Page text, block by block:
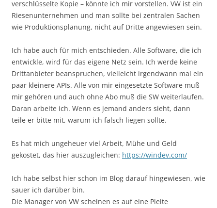
verschlüsselte Kopie – könnte ich mir vorstellen. VW ist ein
Riesenunternehmen und man sollte bei zentralen Sachen
wie Produktionsplanung, nicht auf Dritte angewiesen sein.
Ich habe auch für mich entschieden. Alle Software, die ich
entwickle, wird für das eigene Netz sein. Ich werde keine
Drittanbieter beanspruchen, vielleicht irgendwann mal ein
paar kleinere APIs. Alle von mir eingesetzte Software muß
mir gehören und auch ohne Abo muß die SW weiterlaufen.
Daran arbeite ich. Wenn es jemand anders sieht, dann
teile er bitte mit, warum ich falsch liegen sollte.
Es hat mich ungeheuer viel Arbeit, Mühe und Geld
gekostet, das hier auszugleichen: https://windev.com/
Ich habe selbst hier schon im Blog darauf hingewiesen, wie
sauer ich darüber bin.
Die Manager von VW scheinen es auf eine Pleite